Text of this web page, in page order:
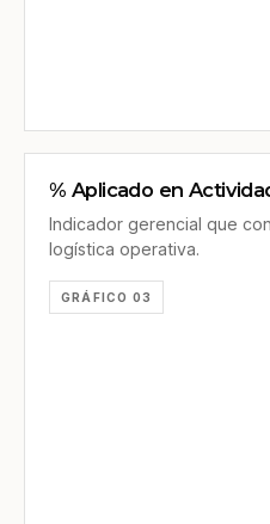
% Aplicado en
Indicador gerencial que
logística operativa.
GRÁFICO 03